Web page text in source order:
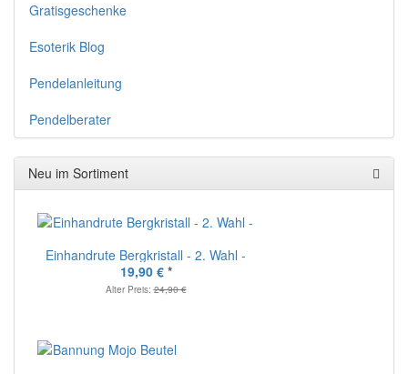
Gratisgeschenke
Esoterik Blog
Pendelanleitung
Pendelberater
Neu im Sortiment
Einhandrute Bergkristall - 2. Wahl -
19,90 € *
Alter Preis:24,90 €